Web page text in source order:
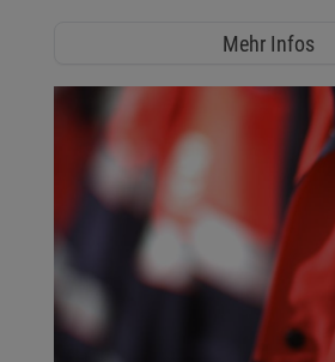
Mehr Infos